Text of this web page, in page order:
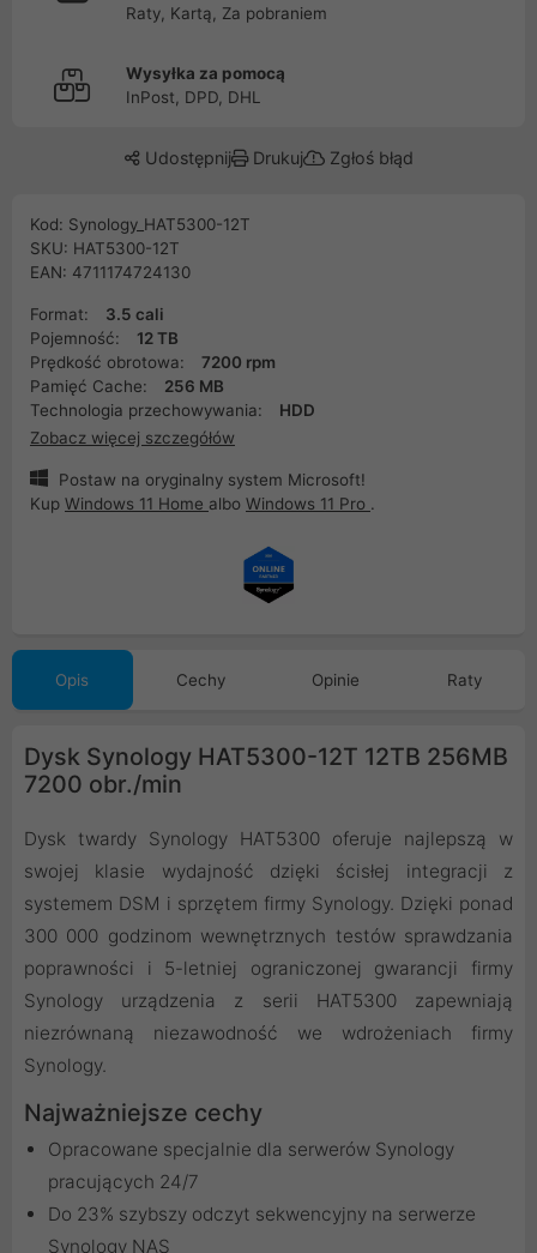
Raty, Kartą, Za pobraniem
Wysyłka za pomocą
InPost, DPD, DHL
Udostępnij Drukuj Zgłoś błąd
Kod: Synology_HAT5300-12T
SKU: HAT5300-12T
EAN: 4711174724130
Format:
3.5 cali
Pojemność:
12 TB
Prędkość obrotowa:
7200 rpm
Pamięć Cache:
256 MB
Technologia przechowywania:
HDD
Zobacz więcej szczegółów
Postaw na oryginalny system Microsoft!
Kup Windows 11 Home albo Windows 11 Pro .
Opis Cechy Opinie Raty
Dysk Synology HAT5300-12T 12TB 256MB
7200 obr./min
Dysk twardy Synology HAT5300 oferuje najlepszą w
swojej klasie wydajność dzięki ścisłej integracji z
systemem DSM i sprzętem firmy Synology. Dzięki ponad
300 000 godzinom wewnętrznych testów sprawdzania
poprawności i 5-letniej ograniczonej gwarancji firmy
Synology urządzenia z serii HAT5300 zapewniają
niezrównaną niezawodność we wdrożeniach firmy
Synology.
Najważniejsze cechy
Opracowane specjalnie dla serwerów Synology
pracujących 24/7
Do 23% szybszy odczyt sekwencyjny na serwerze
Synology NAS